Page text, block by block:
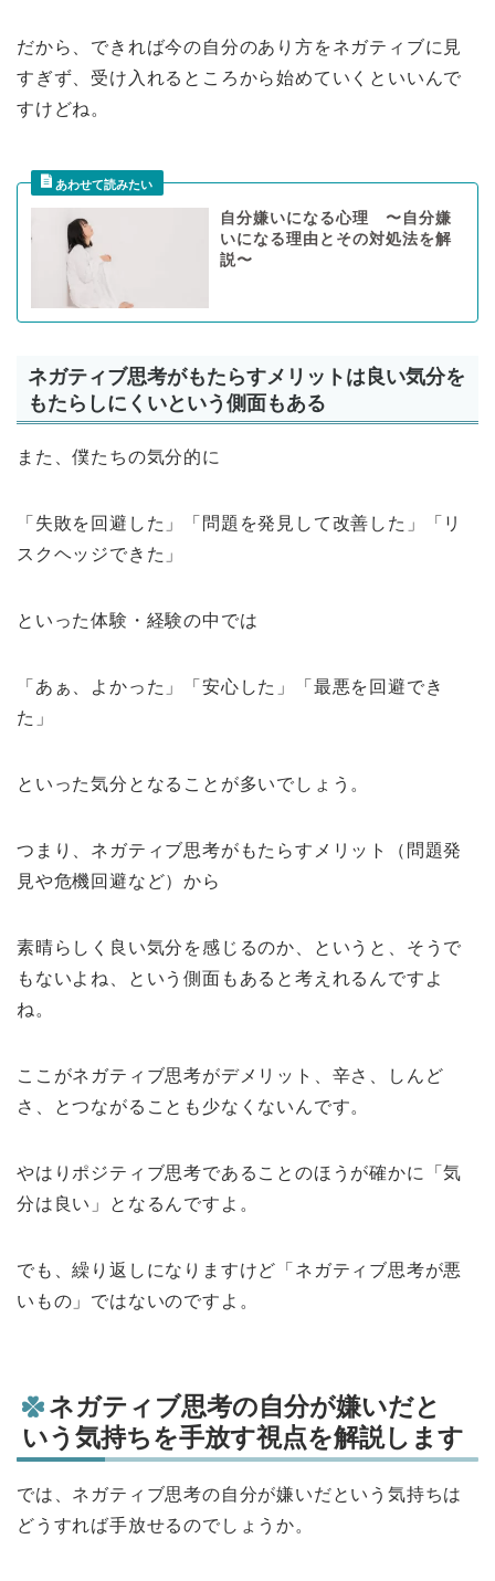
だから、できれば今の自分のあり方をネガティブに見
すぎず、受け入れるところから始めていくといいんで
すけどね。
自分嫌いになる心理 〜自分嫌
いになる理由とその対処法を解
説〜
ネガティブ思考がもたらすメリットは良い気分を
もたらしにくいという側面もある
また、僕たちの気分的に
「失敗を回避した」「問題を発見して改善した」「リ
スクヘッジできた」
といった体験・経験の中では
「あぁ、よかった」「安心した」「最悪を回避でき
た」
といった気分となることが多いでしょう。
つまり、ネガティブ思考がもたらすメリット（問題発
見や危機回避など）から
素晴らしく良い気分を感じるのか、というと、そうで
もないよね、という側面もあると考えれるんですよ
ね。
ここがネガティブ思考がデメリット、辛さ、しんど
さ、とつながることも少なくないんです。
やはりポジティブ思考であることのほうが確かに「気
分は良い」となるんですよ。
でも、繰り返しになりますけど「ネガティブ思考が悪
いもの」ではないのですよ。
ネガティブ思考の自分が嫌いだと
いう気持ちを手放す視点を解説します
では、ネガティブ思考の自分が嫌いだという気持ちは
どうすれば手放せるのでしょうか。